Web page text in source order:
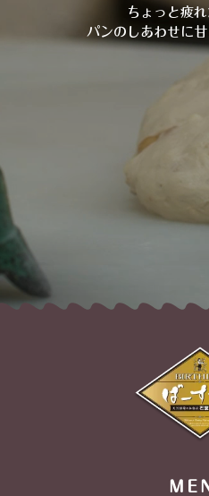
ちょっと疲れ
パンのしあわせに甘